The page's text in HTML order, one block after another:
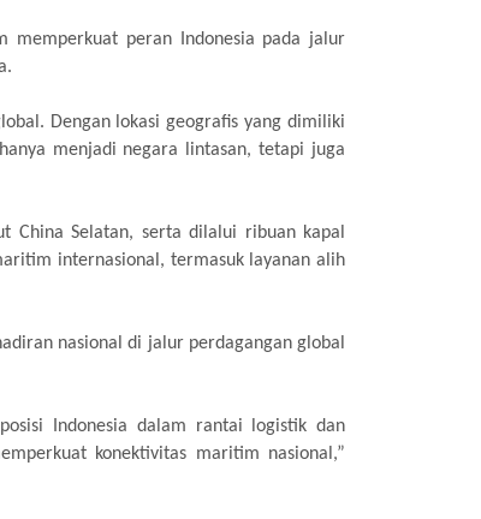
memperkuat peran Indonesia pada jalur
Dengan lokasi geografis yang dimiliki
menjadi negara lintasan, tetapi juga
China Selatan, serta dilalui ribuan kapal
internasional, termasuk layanan alih
nasional di jalur perdagangan global
Indonesia dalam rantai logistik dan
konektivitas maritim nasional,”